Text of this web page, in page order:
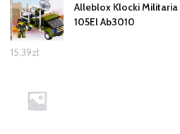
Alleblox Klocki
105El Ab3010
15,39zł